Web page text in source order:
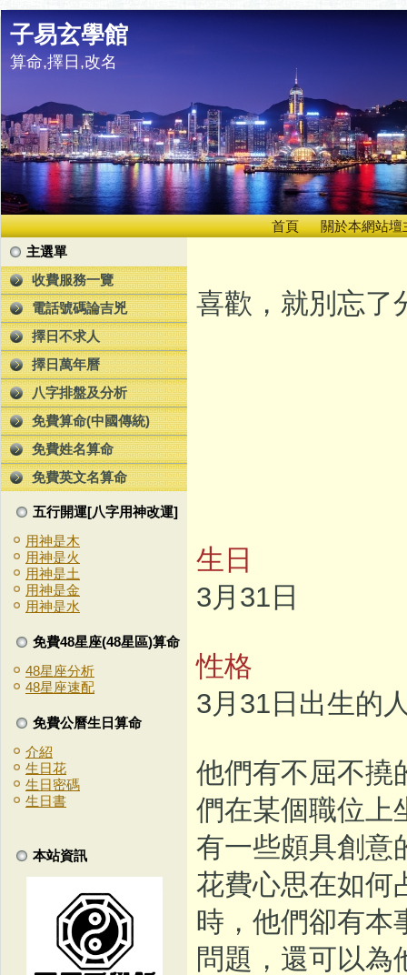
子易玄學館
算命,擇日,改名
首頁
關於本網站壇
主選單
收費服務一覽
電話號碼論吉兇
擇日不求人
擇日萬年曆
八字排盤及分析
免費算命(中國傳統)
免費姓名算命
免費英文名算命
五行開運[八字用神改運]
用神是木
用神是火
用神是土
用神是金
用神是水
免費48星座(48星區)算命
48星座分析
48星座速配
免費公曆生日算命
介紹
生日花
生日密碼
生日書
本站資訊
喜歡，就別忘了
生日
3月31日
性格
3月31日出生的
他們有不屈不撓
們在某個職位上
有一些頗具創意
花費心思在如何
時，他們卻有本
問題，還可以為